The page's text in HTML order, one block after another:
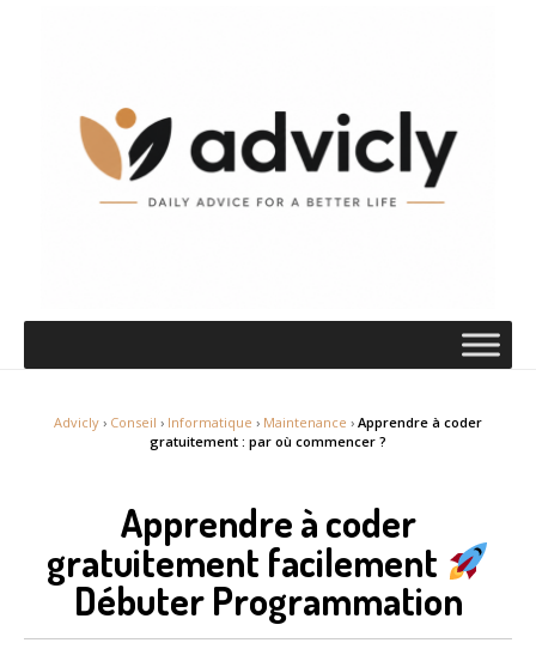
Advicly › Conseil › Informatique › Maintenance › Apprendre à coder
gratuitement : par où commencer ?
Apprendre à coder
gratuitement facilement
Débuter Programmation